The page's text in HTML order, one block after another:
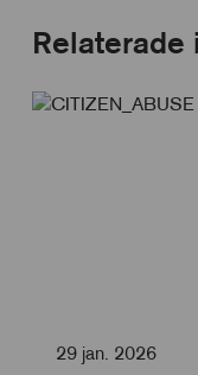
Relaterade
29 jan. 2026